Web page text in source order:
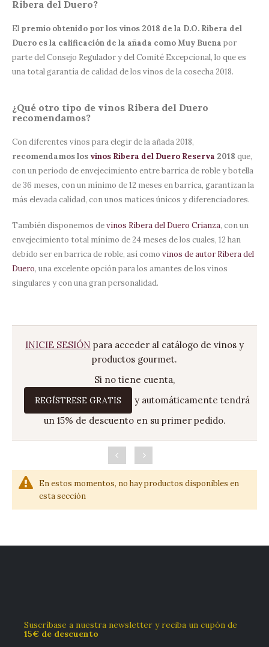
Ribera del Duero?
El premio obtenido por los vinos 2018 de la D.O. Ribera del
Duero es la calificación de la añada como Muy Buena por
parte del Consejo Regulador y del Comité Excepcional, lo que es
una total garantía de calidad de los vinos de la cosecha 2018.
¿Qué otro tipo de vinos Ribera del Duero
recomendamos?
Con diferentes vinos para elegir de la añada 2018,
recomendamos los vinos Ribera del Duero Reserva 2018 que,
con un periodo de envejecimiento entre barrica de roble y botella
de 36 meses, con un mínimo de 12 meses en barrica, garantizan la
más elevada calidad, con unos matices únicos y diferenciadores.
También disponemos devinos Ribera del Duero Crianza, con un
envejecimiento total mínimo de 24 meses de los cuales, 12 han
debido ser en barrica de roble, así como vinos de autor Ribera del
Duero, una excelente opción para los amantes de los vinos
singulares y con una gran personalidad.
INICIE SESIÓN para acceder al catálogo de vinos y
productos gourmet.
Si no tiene cuenta,
REGÍSTRESE GRATIS
y automáticamente tendrá
un 15% de descuento en su primer pedido.
En estos momentos, no hay productos disponibles en
esta sección
Suscríbase a nuestra newsletter y reciba un cupón de
15€ de descuento